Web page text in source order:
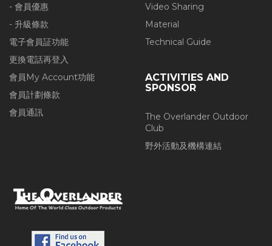
- 會員優惠
- 升級條款
電子會員証功能
更換電話再登入
會員My Account功能
會員計劃條款
會員通訊
Video Sharing
Material
Technical Guide
ACTIVITIES AND
SPONSOR
The Overlander Outdoor
Club
野外活動及機構連結